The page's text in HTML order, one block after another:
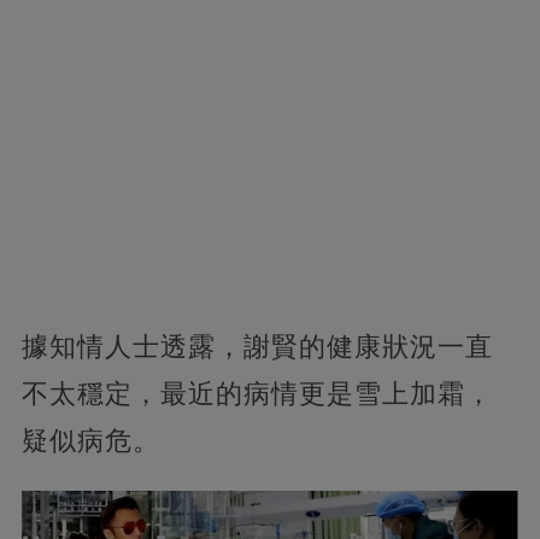
據知情人士透露，謝賢的健康狀況一直
不太穩定， 最近的病情更是雪上加霜，
疑似病危。